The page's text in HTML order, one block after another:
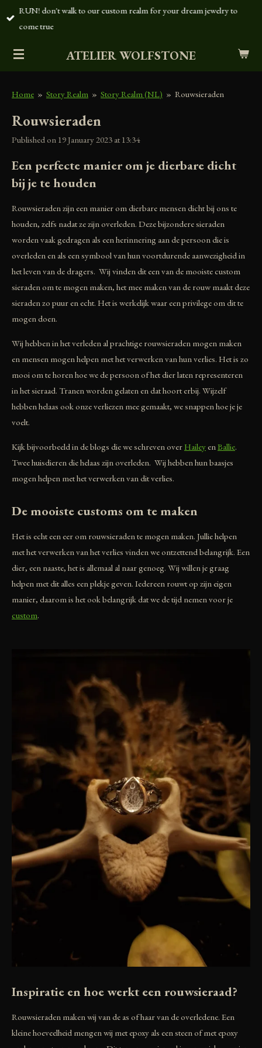
Skip
content
ATELIER WOLFSTONE
RUN! don't walk to our custom realm for your dream jewelry to
come true
Home » Story Realm » Story Realm (NL) » Rouwsieraden
Rouwsieraden
Published on 19 January 2023 at 13:34
Een perfecte manier om je dierbare dicht
bij je te houden
Rouwsieraden zijn een manier om dierbare mensen dicht bij ons te
houden, zelfs nadat ze zijn overleden. Deze bijzondere sieraden
worden vaak gedragen als een herinnering aan de persoon die is
overleden en als een symbool van hun voortdurende aanwezigheid in
het leven van de dragers. Wij vinden dit een van de mooiste custom
sieraden om te mogen maken, het mee maken van de rouw maakt deze
sieraden zo puur en echt. Het is werkelijk waar een privilege om dit te
mogen doen.
Wij hebben in het verleden al prachtige rouwsieraden mogen maken
en mensen mogen helpen met het verwerken van hun verlies. Het is zo
mooi om te horen hoe we de persoon of het dier laten representeren
in het sieraad. Tranen worden gelaten en dat hoort erbij. Wijzelf
hebben helaas ook onze verliezen mee gemaakt, we snappen hoe je je
voelt.
Kijk bijvoorbeeld in de blogs die we schreven overHaileyenBallie.
Twee huisdieren die helaas zijn overleden. Wij hebben hun baasjes
mogen helpen met het verwerken van dit verlies.
De mooiste customs om te maken
Het is echt een eer om rouwsieraden te mogen maken. Jullie helpen
met het verwerken van het verlies vinden we ontzettend belangrijk. Een
dier, een naaste, het is allemaal al naar genoeg. Wij willen je graag
helpen met dit alles een plekje geven. Iedereen rouwt op zijn eigen
manier, daarom is het ook belangrijk dat we de tijd nemen voor je
custom.
Inspiratie en hoe werkt een rouwsieraad?
Rouwsieraden maken wij van de as of haar van de overledene. Een
kleine hoeveelheid mengen wij met epoxy als een steen of met epoxy